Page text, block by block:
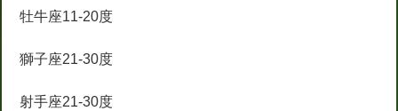
牡牛座11-20度
獅子座21-30度
射手座21-30度